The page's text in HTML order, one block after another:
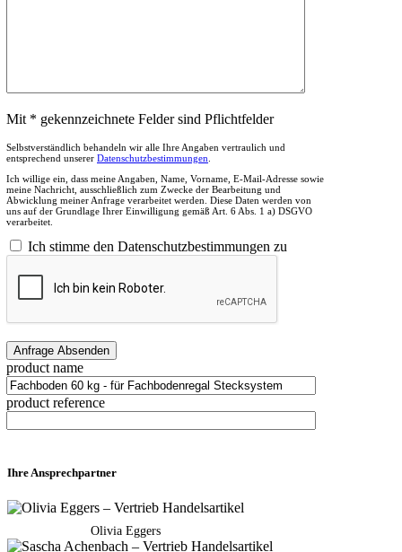
Mit * gekennzeichnete Felder sind Pflichtfelder
Selbstverständlich behandeln wir alle Ihre Angaben vertraulich und
entsprechend unserer Datenschutzbestimmungen
Ich willige ein, dass meine Angaben, Name, Vorname, E-Mail-Adresse sowie
meine Nachricht, ausschließlich zum Zwecke der Bearbeitung und
Abwicklung meiner Anfrage verarbeitet werden. Diese Daten werden von
uns auf der Grundlage Ihrer Einwilligung gemäß Art. 6 Abs. 1 a) DSGVO
verarbeitet.
Ich stimme den Datenschutzbestimmungen zu
product name
product reference
Ihre Ansprechpartner
Olivia Eggers